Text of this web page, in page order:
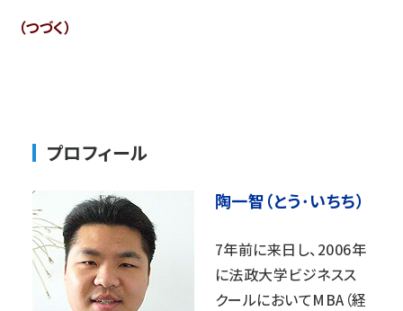
（つづく）
プロフィール
陶一智（とう･いちち）
7年前に来日し、2006年
に法政大学ビジネスス
クールにおいてMBA（経